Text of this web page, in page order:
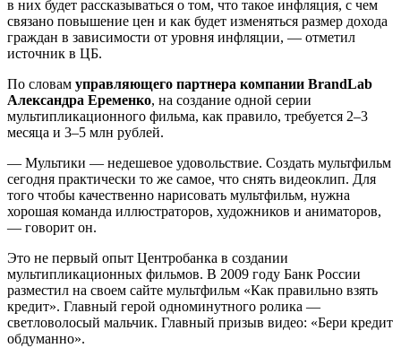
в них будет рассказываться о том, что такое инфляция, с чем
связано повышение цен и как будет изменяться размер дохода
граждан в зависимости от уровня инфляции, — отметил
источник в ЦБ.
По словам управляющего партнера компании BrandLab
Александра Еременко, на создание одной серии
мультипликационного фильма, как правило, требуется 2–3
месяца и 3–5 млн рублей.
— Мультики — недешевое удовольствие. Создать мультфильм
сегодня практически то же самое, что снять видеоклип. Для
того чтобы качественно нарисовать мультфильм, нужна
хорошая команда иллюстраторов, художников и аниматоров,
— говорит он.
Это не первый опыт Центробанка в создании
мультипликационных фильмов. В 2009 году Банк России
разместил на своем сайте мультфильм «Как правильно взять
кредит». Главный герой одноминутного ролика —
светловолосый мальчик. Главный призыв видео: «Бери кредит
обдуманно».